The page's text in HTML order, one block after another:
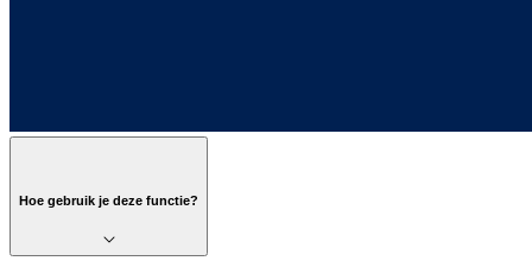
Hoe gebruik je deze functie?